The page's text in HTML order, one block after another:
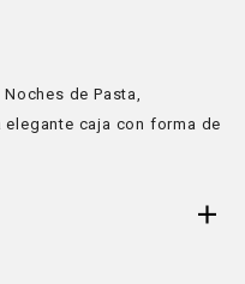
de Pasta,
caja con forma de